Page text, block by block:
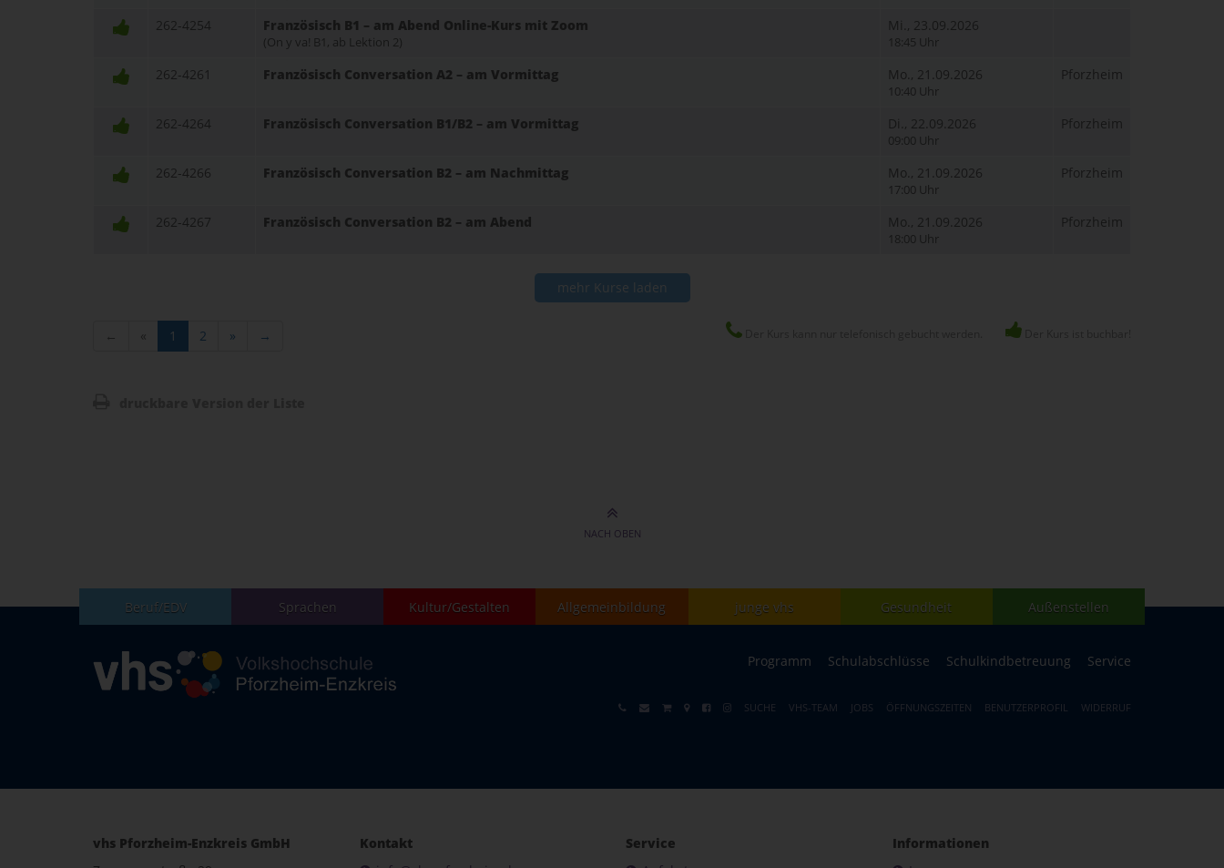
262-4254 Französisch B1 – am Abend Online-Kurs mit Zoom
(On y va! B1, ab Lektion 2)
Mi., 23.09.2026
18:45 Uhr
262-4261 Französisch Conversation A2 – am Vormittag Mo., 21.09.2026
10:40 Uhr
Pforzheim
262-4264 Französisch Conversation B1/B2 – am Vormittag Di., 22.09.2026
09:00 Uhr
Pforzheim
262-4266 Französisch Conversation B2 – am Nachmittag Mo., 21.09.2026
17:00 Uhr
Pforzheim
262-4267 Französisch Conversation B2 – am Abend Mo., 21.09.2026
18:00 Uhr
Pforzheim
mehr Kurse laden
← « 1 2 » →
NACH OBEN
Beruf/EDV Sprachen Kultur/Gestalten Allgemeinbildung junge vhs Gesundheit Außenstellen
Programm Schulabschlüsse Schulkindbetreuung Service
SUCHE VHS-TEAM JOBS ÖFFNUNGSZEITEN BENUTZERPROFIL WIDERRUF
vhs Pforzheim-Enzkreis GmbH
Kontakt
Service
Informationen